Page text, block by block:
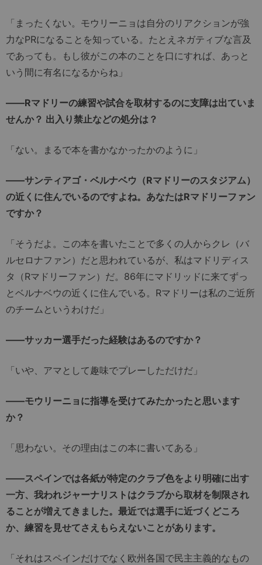
「まったくない。モウリーニョは自分のリアクションが強
力なPRになることを知っている。たとえネガティブな言及
であっても。もし彼がこの本のことを口にすれば、あっと
いう間に有名になるからね」
――Rマドリーの練習や試合を取材するのに支障は出ていま
せんか？ 出入り禁止などの処分は？
「ない。まるで本を書かなかったかのように」
――サンティアゴ・ベルナベウ（Rマドリーのスタジアム）
の近くに住んでいるのですよね。あなたはRマドリーファン
ですか？
「そうだよ。この本を書いたことで多くの人からクレ（バ
ルセロナファン）だと思われているが、私はマドリディス
タ（Rマドリーファン）だ。86年にマドリッドに来てずっ
とベルナベウの近くに住んでいる。Rマドリーは私のご近所
のチームというわけだ」
――サッカー選手だった経験はあるのですか？
「いや、アマとして趣味でプレーしただけだ」
――モウリーニョに指導を受けてみたかったと思います
か？
「思わない。その理由はこの本に書いてある」
――スペインでは各紙が特定のクラブ色をより明確に出す
一方、我われジャーナリストはクラブから取材を制限され
ることが増えてきました。最近では選手に近づくどころ
か、練習を見せてさえもらえないことがあります。
「それはスペインだけでなく欧州各国で民主主義的なもの